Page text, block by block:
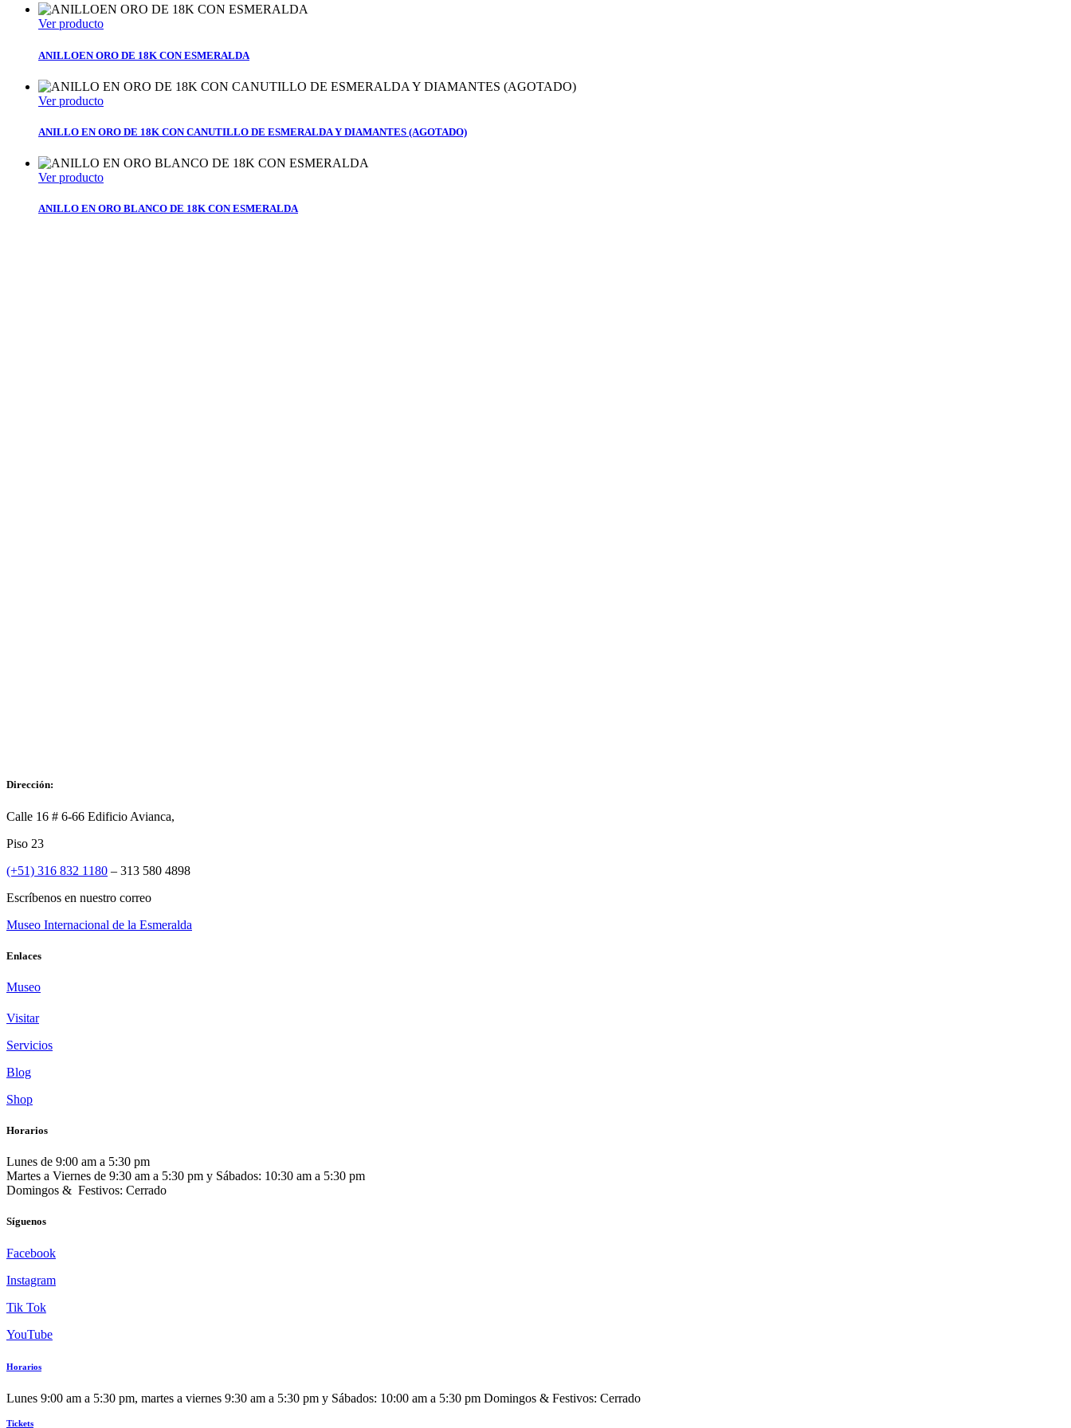
Ver producto
ANILLOEN ORO DE 18K CON ESMERALDA
Ver producto
ANILLO EN ORO DE 18K CON CANUTILLO DE ESMERALDA Y DIAMANTES (AGOTADO)
Ver producto
ANILLO EN ORO BLANCO DE 18K CON ESMERALDA
Dirección:
Calle 16 # 6-66 Edificio Avianca,
Piso 23
(+51) 316 832 1180 – 313 580 4898
Escríbenos en nuestro correo
Museo Internacional de la Esmeralda
Enlaces
Museo
Visitar
Servicios
Blog
Shop
Horarios
Lunes de 9:00 am a 5:30 pm
Martes a Viernes de 9:30 am a 5:30 pm y Sábados: 10:30 am a 5:30 pm
Domingos & Festivos: Cerrado
Síguenos
Facebook
Instagram
Tik Tok
YouTube
Horarios
Lunes 9:00 am a 5:30 pm, martes a viernes 9:30 am a 5:30 pm y Sábados: 10:00 am a 5:30 pm Domingos & Festivos: Cerrado
Tickets